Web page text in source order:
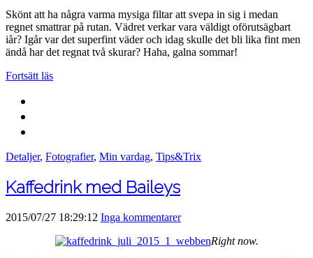
Skönt att ha några varma mysiga filtar att svepa in sig i medan
regnet smattrar på rutan. Vädret verkar vara väldigt oförutsägbart
iår? Igår var det superfint väder och idag skulle det bli lika fint men
ändå har det regnat två skurar? Haha, galna sommar!
Fortsätt läs
Detaljer, Fotografier, Min vardag, Tips&Trix
Kaffedrink med Baileys
2015/07/27 18:29:12 Inga kommentarer
Right now.